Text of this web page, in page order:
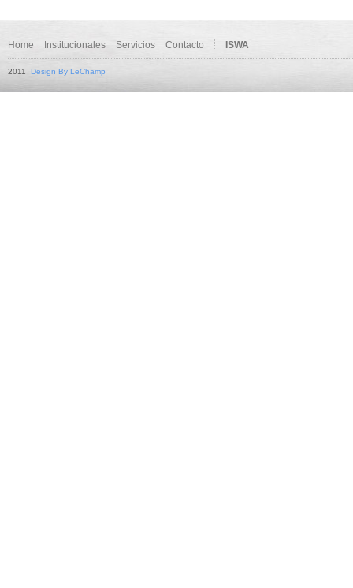
Home Institucionales Servicios Contacto ISWA
2011 Design By LeChamp